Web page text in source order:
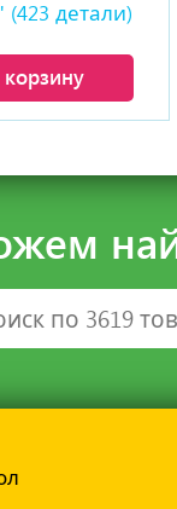
(423 детали)
корзину